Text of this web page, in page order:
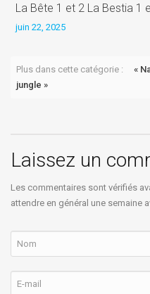
La Bête 1 et 2 La Bestia 1
juin 22, 2025
Plus dans cette catégorie : «
jungle »
Laissez un
Les commentaires sont vérifiés
attendre en général une semaine